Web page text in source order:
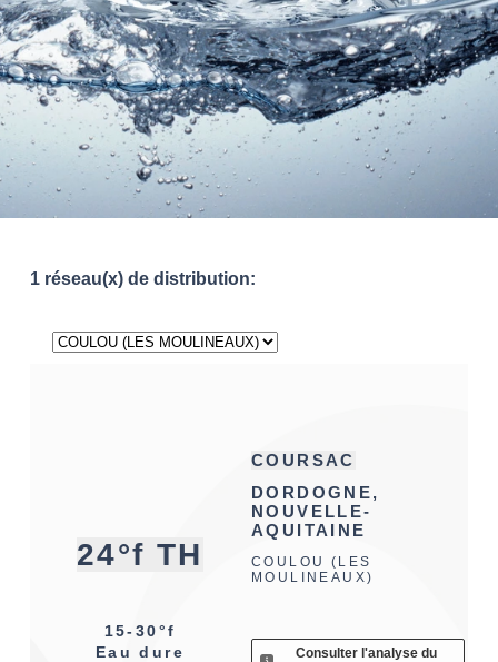
1 réseau(x) de distribution:
24°f TH
15-30°f
Eau dure
COURSAC
DORDOGNE,
NOUVELLE-
AQUITAINE
COULOU (LES
MOULINEAUX)
Consulter l'analyse du